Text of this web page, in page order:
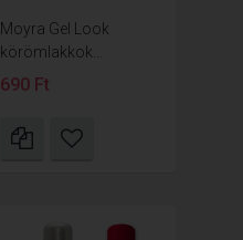
Moyra Gel Look
körömlakkok...
690 Ft